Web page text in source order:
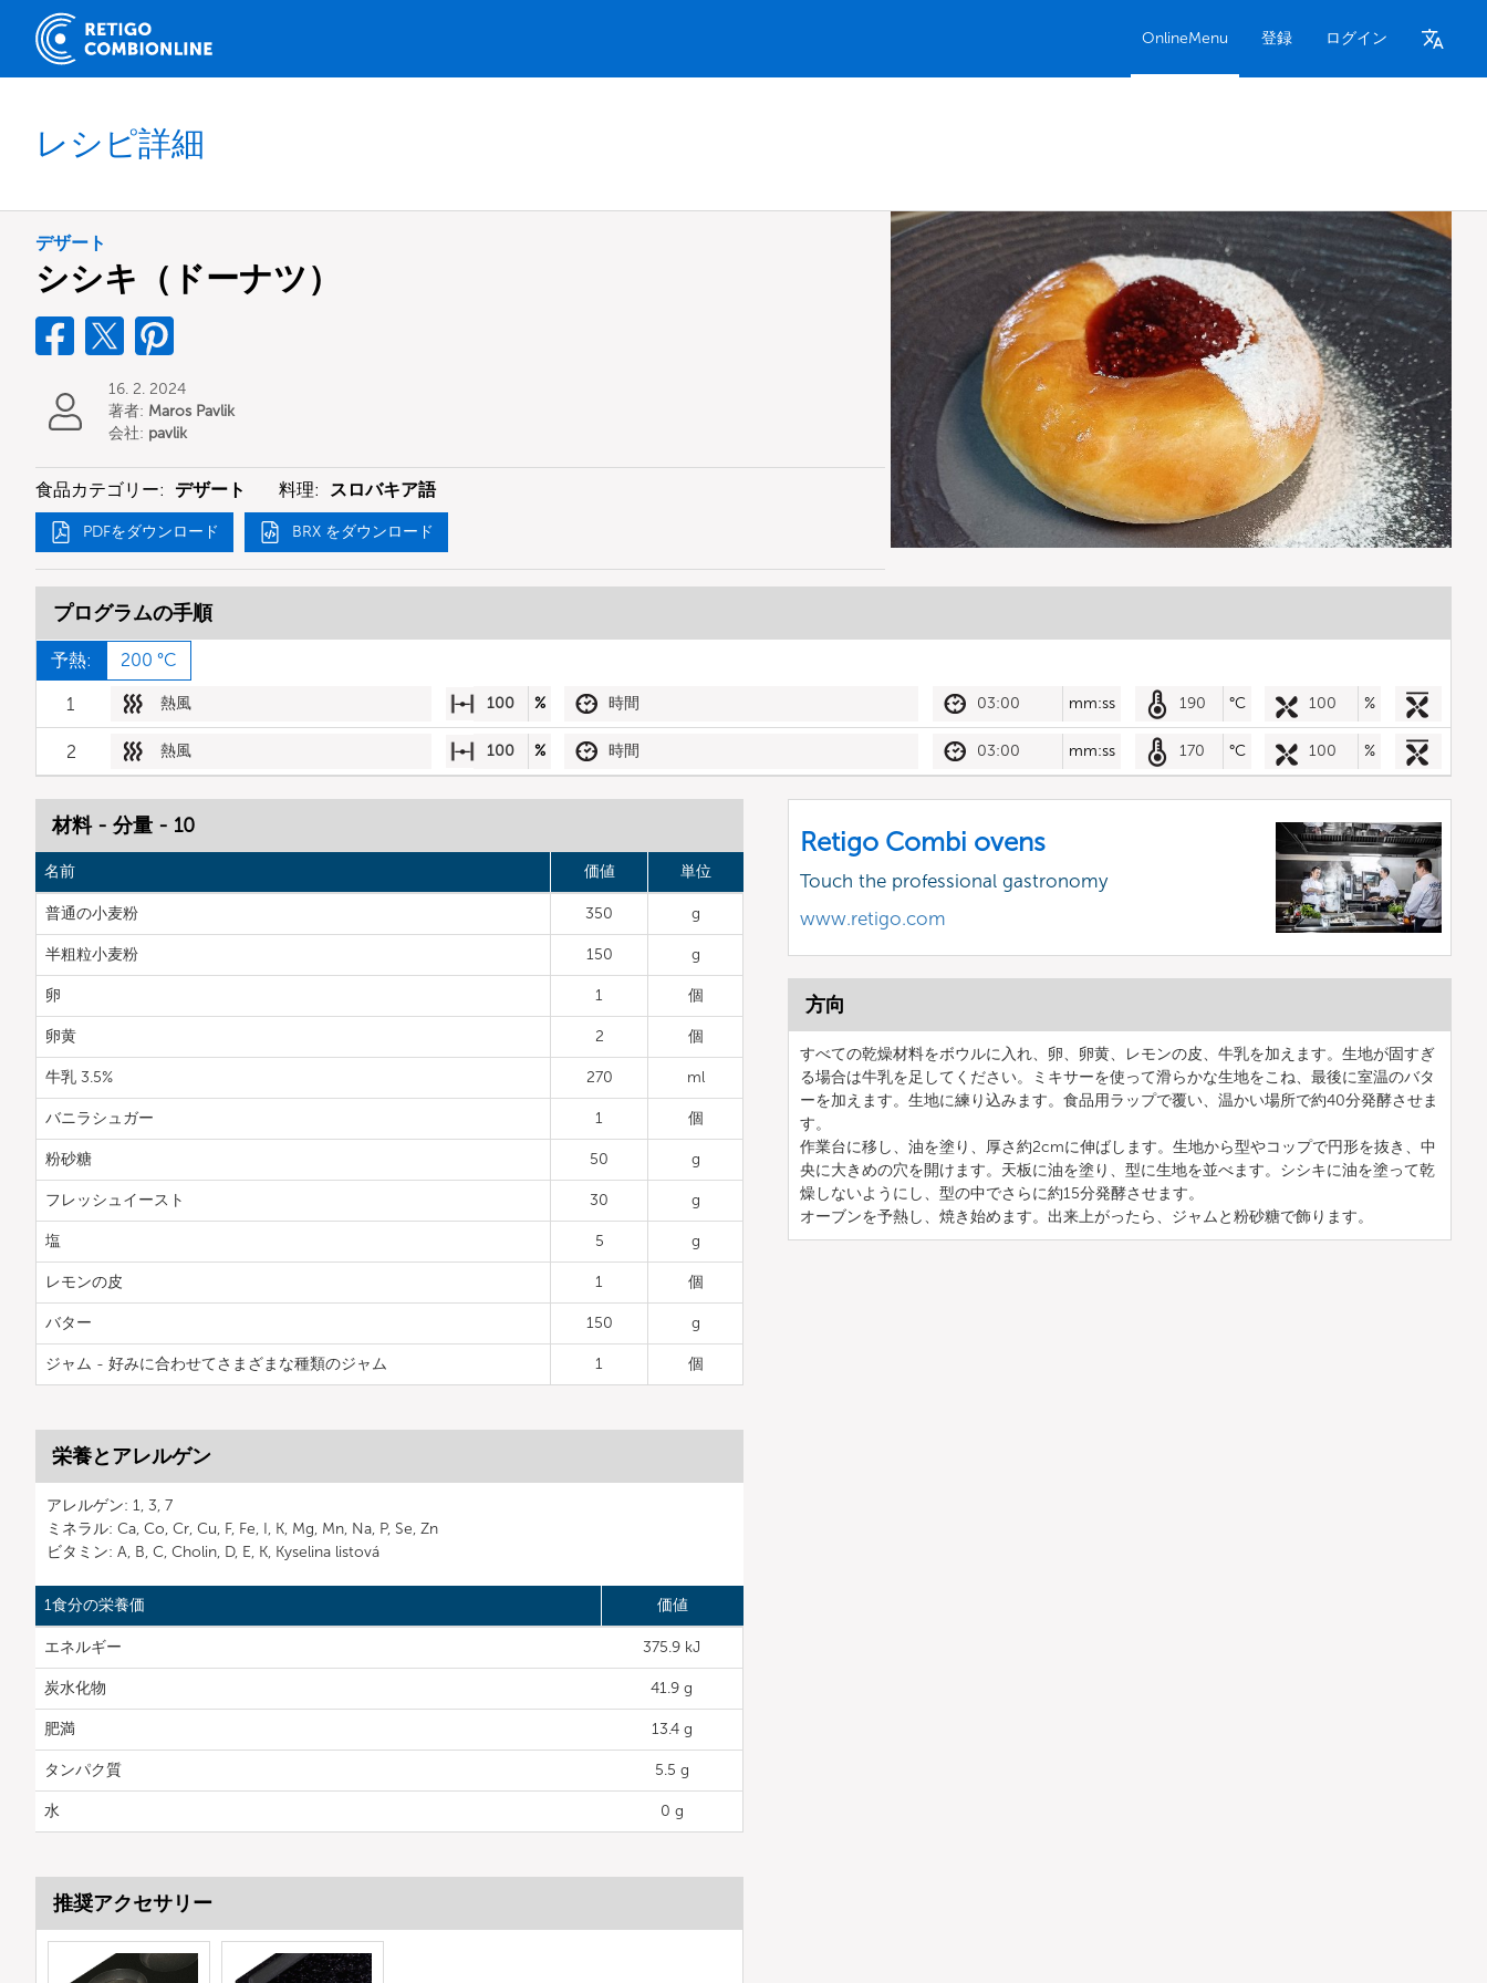
OnlineMenu 登録 ログイン
レシピ詳細
デザート
シシキ（ドーナツ）
16. 2. 2024
著者: Maros Pavlik
会社: pavlik
食品カテゴリー: デザート 料理: スロバキア語
PDFをダウンロード BRX をダウンロード
プログラムの手順
予熱: 200 °C
1 熱風 100 % 時間 03:00 mm:ss 190 °C 100 %
2 熱風 100 % 時間 03:00 mm:ss 170 °C 100 %
材料 - 分量 - 10
名前 価値 単位
普通の小麦粉 350 g
半粗粒小麦粉 150 g
卵 1 個
卵黄 2 個
牛乳 3.5% 270 ml
バニラシュガー 1 個
粉砂糖 50 g
フレッシュイースト 30 g
塩 5 g
レモンの皮 1 個
バター 150 g
ジャム - 好みに合わせてさまざまな種類のジャム 1 個
栄養とアレルゲン
アレルゲン: 1, 3, 7
ミネラル: Ca, Co, Cr, Cu, F, Fe, I, K, Mg, Mn, Na, P, Se, Zn
ビタミン: A, B, C, Cholin, D, E, K, Kyselina listová
1食分の栄養価 価値
エネルギー 375.9 kJ
炭水化物 41.9 g
肥満 13.4 g
タンパク質 5.5 g
水 0 g
Retigo Combi ovens
Touch the professional gastronomy
www.retigo.com
方向
すべての乾燥材料をボウルに入れ、卵、卵黄、レモンの皮、牛乳を加えます。生地が固すぎ
る場合は牛乳を足してください。ミキサーを使って滑らかな生地をこね、最後に室温のバタ
ーを加えます。生地に練り込みます。食品用ラップで覆い、温かい場所で約40分発酵させま
す。
作業台に移し、油を塗り、厚さ約2cmに伸ばします。生地から型やコップで円形を抜き、中
央に大きめの穴を開けます。天板に油を塗り、型に生地を並べます。シシキに油を塗って乾
燥しないようにし、型の中でさらに約15分発酵させます。
オーブンを予熱し、焼き始めます。出来上がったら、ジャムと粉砂糖で飾ります。
推奨アクセサリー